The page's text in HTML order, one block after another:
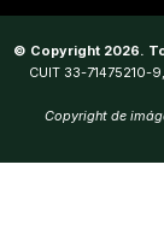
© Copyright 2026.
CUIT 33-71475210-
Copyright de